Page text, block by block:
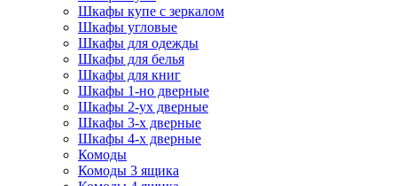
Шкафы купе с зеркалом
Шкафы угловые
Шкафы для одежды
Шкафы для белья
Шкафы для книг
Шкафы 1-но дверные
Шкафы 2-ух дверные
Шкафы 3-х дверные
Шкафы 4-х дверные
Комоды
Комоды 3 ящика